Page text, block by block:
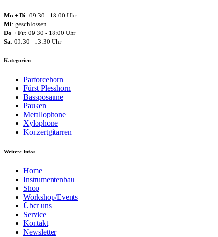
Mo + Di: 09:30 - 18:00 Uhr
Mi: geschlossen
Do + Fr: 09:30 - 18:00 Uhr
Sa: 09:30 - 13:30 Uhr
Kategorien
Parforcehorn
Fürst Plesshorn
Bassposaune
Pauken
Metallophone
Xylophone
Konzertgitarren
Weitere Infos
Home
Instrumentenbau
Shop
Workshop/Events
Über uns
Service
Kontakt
Newsletter